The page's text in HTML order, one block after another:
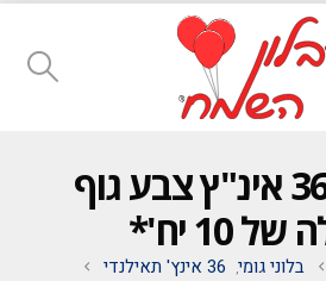
בלון גומי 36 אינ"ץ צבע גוף
10 יח'*
בלוני גומי, 36 אינץ' תאילנדי